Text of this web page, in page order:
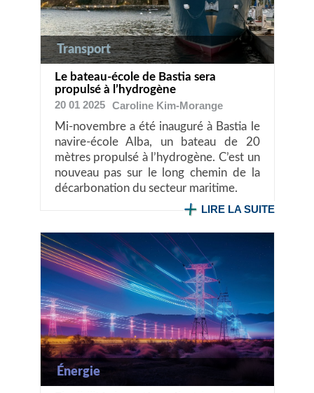
Transport
Le bateau-école de Bastia sera
propulsé à l’hydrogène
20 01 2025
Caroline Kim-Morange
Mi-novembre a été inauguré à Bastia le
navire-école Alba, un bateau de 20
mètres propulsé à l’hydrogène. C’est un
nouveau pas sur le long chemin de la
décarbonation du secteur maritime.
LIRE LA SUITE
Énergie